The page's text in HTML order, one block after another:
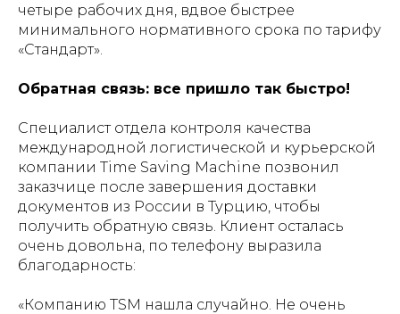
четыре рабочих дня, вдвое быстрее
минимального нормативного срока по тарифу
«Стандарт».
Обратная связь: все пришло так быстро!
Специалист отдела контроля качества
международной логистической и курьерской
компании Time Saving Machine позвонил
заказчице после завершения доставки
документов из России в Турцию, чтобы
получить обратную связь. Клиент осталась
очень довольна, по телефону выразила
благодарность:
«Компанию TSM нашла случайно. Не очень